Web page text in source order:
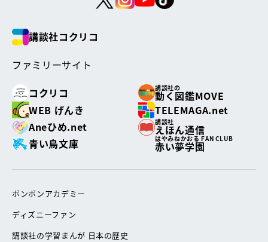
講談社コクリコ
ファミリーサイト
コクリコ
講談社の
動く図鑑MOVE
WEB げんき
TELEMAGA.net
Aneひめ.net
講談社
えほん通信
青い鳥文庫
はやみねかおる FAN CLUB
赤い夢学園
ボンボンアカデミー
ディズニーファン
講談社の学習まんが 日本の歴史